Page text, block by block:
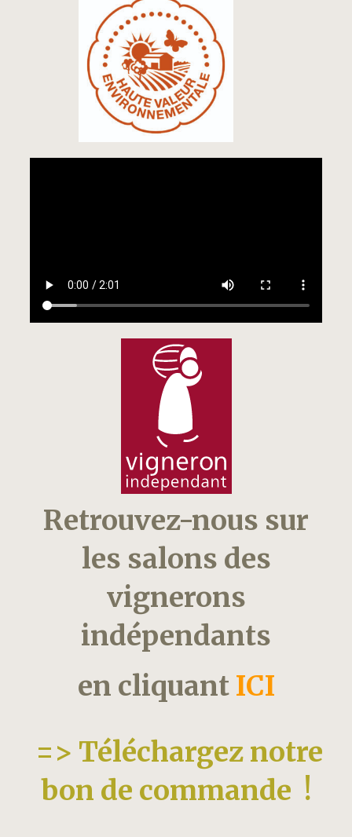
Retrouvez-nous sur
les salons des
vignerons
indépendants
en cliquant ICI
=> Téléchargez notre
bon de commande !